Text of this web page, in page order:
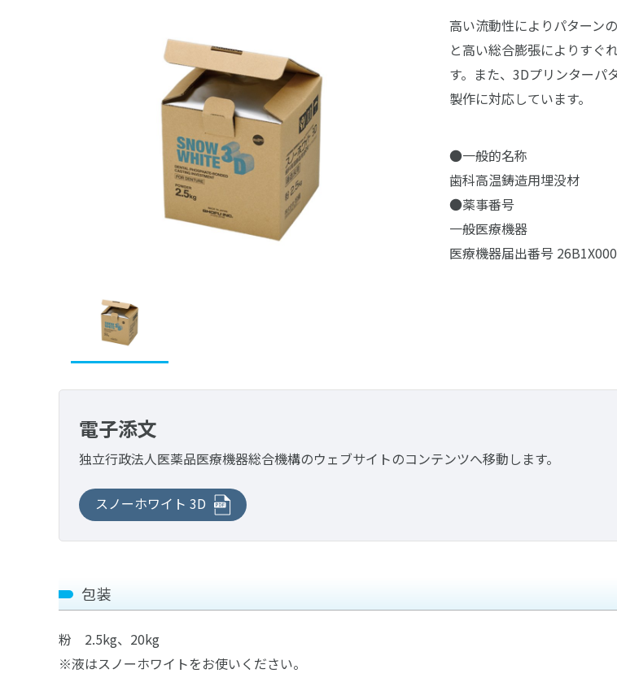
高い流動性によりパターン
と高い総合膨張によりすぐ
す。また、3Dプリンターパ
製作に対応しています。
●一般的名称
歯科高温鋳造用埋没材
●薬事番号
一般医療機器
医療機器届出番号
電子添文
独立行政法人医薬品医療機器総合機構のウェブサイトのコンテンツへ移動します。
スノーホワイト 3D
包装
粉 2.5kg、20kg
※液はスノーホワイトをお使いください。